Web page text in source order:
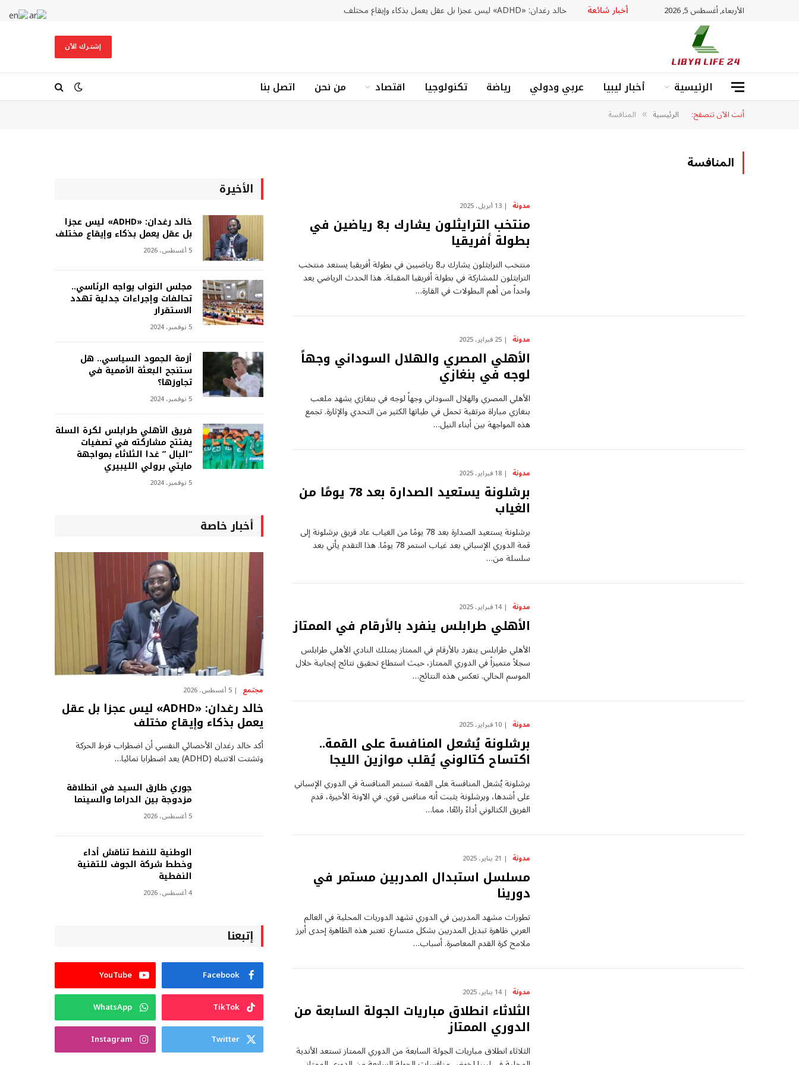
الأربعاء, أغسطس 5, 2026 أخبار شائعة خالد رغدان: «ADHD» ليس عجزا بل عقل يعمل بذكاء وإيقاع مختلف
إشترك الآن
الرئيسية أخبار ليبيا عربي ودولي رياضة تكنولوجيا اقتصاد من نحن اتصل بنا
أنت الآن تتصفح: الرئيسية » المنافسة
المنافسة
مدونة 13 أبريل، 2025
منتخب الترايثلون يشارك بـ8 رياضين في
بطولة أفريقيا
منتخب الترايثلون يشارك بـ8 رياضيين في بطولة​ أفريقيا يستعد منتخب
الترايثلون للمشاركة ‌في بطولة أفريقيا المقبلة. هذا الحدث الرياضي يعد
واحداً من أهم ⁤البطولات في القارة…
مدونة 25 فبراير، 2025
الأهلي المصري والهلال السوداني وجهاً
لوجه في بنغازي
الأهلي المصري والهلال السوداني وجهاً⁣ لوجه في بنغازي يشهد ⁣ملعب
بنغازي مباراة مرتقبة تحمل‌ في طياتها الكثير من التحدي والإثارة. تجمع
هذه المواجهة بين أبناء النيل…
مدونة 18 فبراير، 2025
برشلونة يستعيد الصدارة بعد 78 يومًا من
الغياب
برشلونة يستعيد الصدارة بعد 78‌ يومًا من الغياب عاد فريق برشلونة إلى
قمة الدوري الإسباني‌ بعد غياب استمر 78 يومًا. هذا التقدم يأتي بعد
سلسلة من…
مدونة 14 فبراير، 2025
الأهلي طرابلس ينفرد بالأرقام في الممتاز
الأهلي ‌طرابلس ⁣ينفرد⁤ بالأرقام في‌ الممتاز يمتلك النادي الأهلي ⁣طرابلس
سجلاً متميزاً في الدوري الممتاز، حيث استطاع تحقيق نتائج إيجابية خلال
الموسم الحالي. تعكس هذه النتائج…
مدونة 10 فبراير، 2025
برشلونة يُشعل المنافسة على القمة..
اكتساح كتالوني يُقلب موازين الليجا
برشلونة يُشعل المنافسة ‍على القمة تستمر المنافسة ⁢في الدوري الإسباني
على ‌أشدها، وبرشلونة​ يثبت أنه منافس قوي. في الآونة الأخيرة، قدم
الفريق الكتالوني أداءً ‌رائعًا، مما…
مدونة 21 يناير، 2025
مسلسل استبدال المدربين مستمر في
دورينا
تطورات ⁣مشهد المدربين في الدوري تشهد الدوريات المحلية في العالم
⁣العربي ظاهرة تبديل المدربين بشكل ⁣متسارع. تعتبر هذه الظاهرة إحدى‌ أبرز
ملامح كرة ⁣القدم المعاصرة. أسباب…
مدونة 14 يناير، 2025
الثلاثاء انطلاق مباريات الجولة السابعة من
الدوري الممتاز
الثلاثاء انطلاق مباريات الجولة السابعة من الدوري​ الممتاز تستعد الأندية
الأخيرة
خالد رغدان: «ADHD» ليس عجزا
بل عقل يعمل بذكاء وإيقاع مختلف
5 أغسطس، 2026
مجلس النواب يواجه الرئاسي..
تحالفات وإجراءات جدلية تهدد
الاستقرار
5 نوفمبر، 2024
أزمة الجمود السياسي.. هل
ستنجح البعثة الأممية في
تجاوزها؟
5 نوفمبر، 2024
فريق الأهلي طرابلس لكرة السلة
يفتتح مشاركته في تصفيات
“البال ” غدا الثلاثاء بمواجهة
مايتي برولي الليبيري
5 نوفمبر، 2024
أخبار خاصة
مجتمع 5 أغسطس، 2026
خالد رغدان: «ADHD» ليس عجزا بل عقل
يعمل بذكاء وإيقاع مختلف
أكد خالد رغدان الأخصائي النفسي أن اضطراب فرط الحركة
وتشتت الانتباه (ADHD) يعد اضطرابا نمائيا…
جوري طارق السيد في انطلاقة
مزدوجة بين الدراما والسينما
5 أغسطس، 2026
الوطنية للنفط تناقش أداء
وخطط شركة الجوف للتقنية
النفطية
4 أغسطس، 2026
إتبعنا
Facebook
YouTube
TikTok
WhatsApp
Twitter
Instagram